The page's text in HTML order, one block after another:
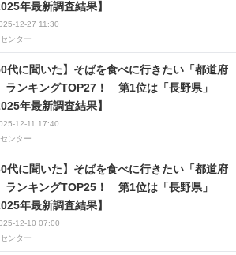
12-27 11:30
センター
年最新調査結果】
12-11 17:40
センター
代に聞いた】そばを食べに行きたい「都道府
ランキングTOP27！ 第1位は「長野県」
年最新調査結果】
12-10 07:00
センター
代に聞いた】そばを食べに行きたい「都道府
ランキングTOP25！ 第1位は「長野県」
年最新調査結果】